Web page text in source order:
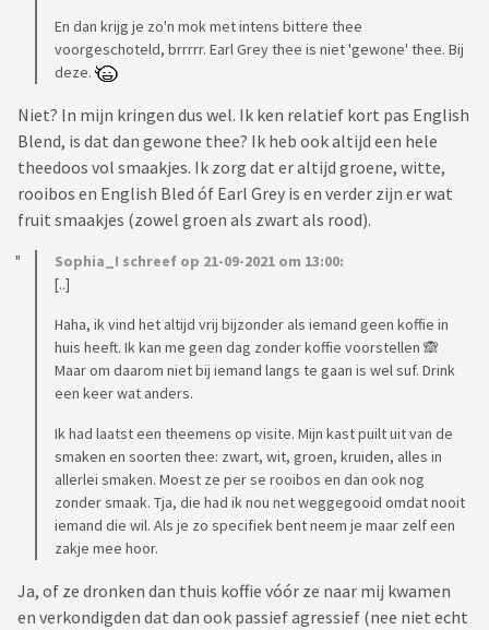
En dan krijg je zo'n mok met intens bittere thee
voorgeschoteld, brrrrr. Earl Grey thee is niet 'gewone' thee. Bij
deze.
Niet? In mijn kringen dus wel. Ik ken relatief kort pas English
Blend, is dat dan gewone thee? Ik heb ook altijd een hele
theedoos vol smaakjes. Ik zorg dat er altijd groene, witte,
rooibos en English Bled óf Earl Grey is en verder zijn er wat
fruit smaakjes (zowel groen als zwart als rood).
Sophia_! schreef op 21-09-2021 om 13:00:
[..]
Haha, ik vind het altijd vrij bijzonder als iemand geen koffie in
huis heeft. Ik kan me geen dag zonder koffie voorstellen 🙈
Maar om daarom niet bij iemand langs te gaan is wel suf. Drink
een keer wat anders.
Ik had laatst een theemens op visite. Mijn kast puilt uit van de
smaken en soorten thee: zwart, wit, groen, kruiden, alles in
allerlei smaken. Moest ze per se rooibos en dan ook nog
zonder smaak. Tja, die had ik nou net weggegooid omdat nooit
iemand die wil. Als je zo specifiek bent neem je maar zelf een
zakje mee hoor.
Ja, of ze dronken dan thuis koffie vóór ze naar mij kwamen
en verkondigden dat dan ook passief agressief (nee niet echt